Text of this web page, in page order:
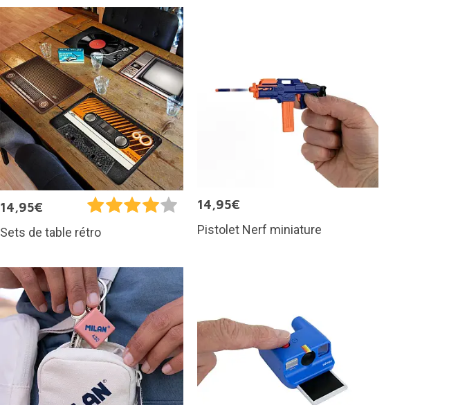
14,95€
Sets de table rétro
14,95€
Pistolet Nerf miniature